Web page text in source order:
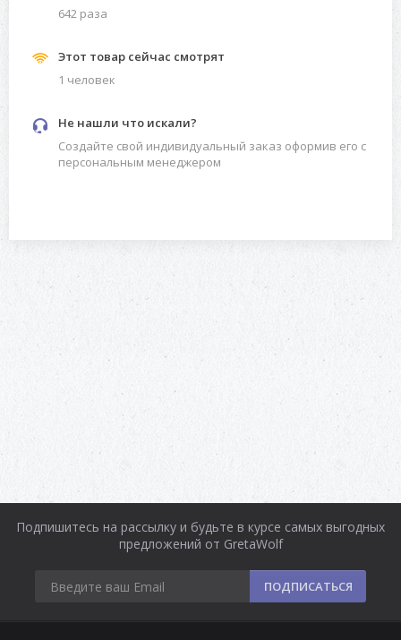
642 разa
Этот товар сейчас смотрят
1 человек
Не нашли что искали?
Создайте свой индивидуальный заказ оформив его с
персональным менеджером
Подпишитесь на рассылку и будьте в курсе самых выгодных
предложений от GretaWolf
ПОДПИСАТЬСЯ